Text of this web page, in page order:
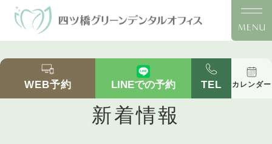
カウンセリング後アンケート 77｜四ツ橋の歯医
者「四ツ橋グリーンデンタルオフィス」｜四ツ橋
駅徒歩2分の医院ブログ
新着情報
WEB予約 LINEでの予約 TEL カレンダー